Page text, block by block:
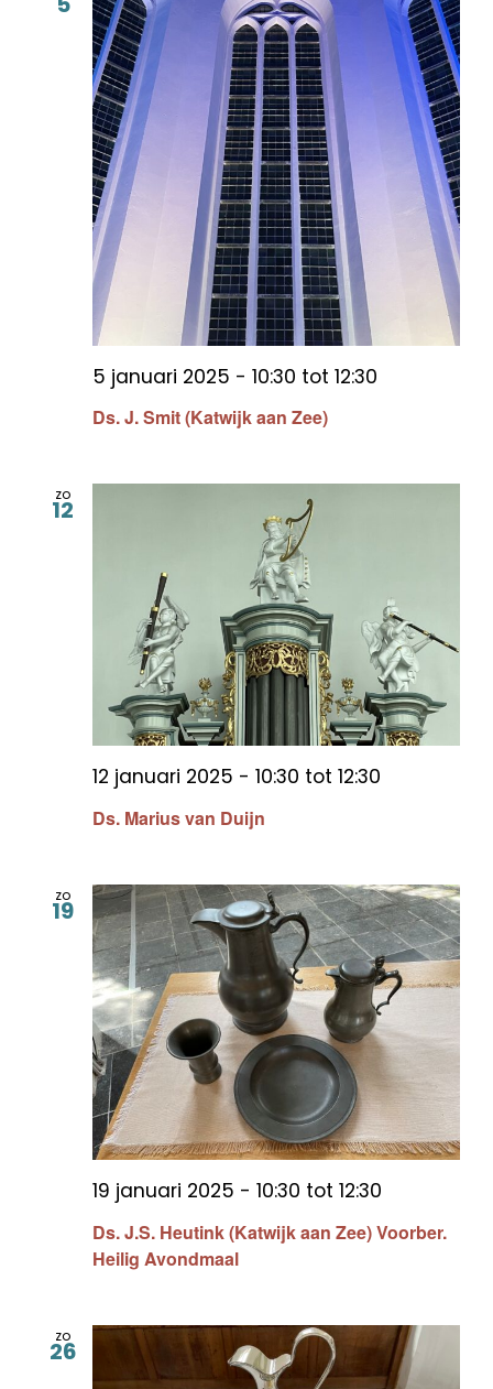
Ds. J. Smit (Katwijk aan Zee)
5 januari 2025 - 10:30 tot 12:30
zo
12
Ds. Marius van Duijn
12 januari 2025 - 10:30 tot 12:30
zo
19
Ds. J.S. Heutink (Katwijk aan Zee) Voorber.
Heilig Avondmaal
19 januari 2025 - 10:30 tot 12:30
zo
26